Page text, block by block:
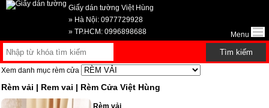
Giấy dán tường Việt Hùng
» Hà Nội: 0977729928
» TP.HCM: 0996898688
Menu
Xem danh mục rèm cửa
Rèm vải | Rem vai | Rèm Cửa Việt Hùng
Rèm vải